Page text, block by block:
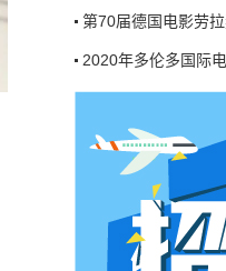
大电影的尼尔·H·
《复联》上映
光！
近日，为庆祝《
一周年纪念日，导
乔·罗素）在社交
瞬间又将影迷们
2020年多伦多国际
本届港姐选举设置
戛纳电影节发布虚
多伦多电影节组委
奥斯卡主办方宣布:
YouTube与全球20
第70届德国电影劳